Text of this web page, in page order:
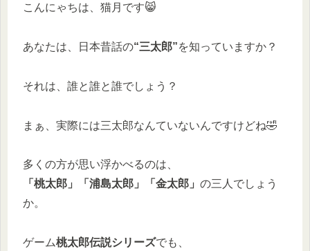
こんにゃちは、猫月です😸
あなたは、日本昔話の“三太郎”を知っていますか？
それは、誰と誰と誰でしょう？
まぁ、実際には三太郎なんていないんですけどね🤣
多くの方が思い浮かべるのは、
「桃太郎」「浦島太郎」「金太郎」 の三人でしょう
か。
ゲーム桃太郎伝説シリーズでも、